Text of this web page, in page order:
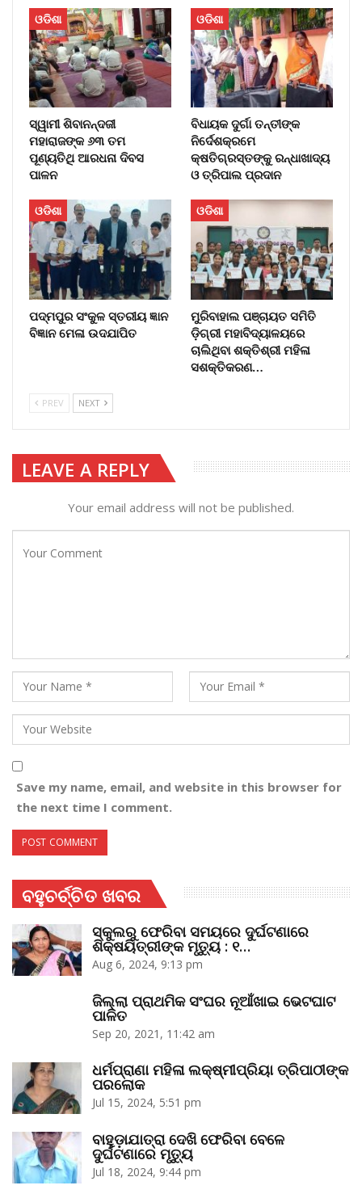
ଓଡିଶା
ସ୍ୱାମୀ ଶିବାନନ୍ଦଜୀ
ମହାରାଜଙ୍କ ୬୩ ତମ
ପୂଣ୍ୟତିଥି ଆରଧନା ଦିବସ
ପାଳନ
ଓଡିଶା
ବିଧାୟକ ଦୁର୍ଗା ତନ୍ତୀଙ୍କ
ନିର୍ଦେଶକ୍ରମେ
କ୍ଷତିଗ୍ରସ୍ତଙ୍କୁ ରନ୍ଧାଖାଦ୍ୟ
ଓ ତ୍ରିପାଲ ପ୍ରଦାନ
ଓଡିଶା
ପଦ୍ମପୁର ସଂକୁଳ ସ୍ତରୀୟ ଜ୍ଞାନ
ବିଜ୍ଞାନ ମେଳା ଉଦଯାପିତ
ଓଡିଶା
ମୁରିବାହାଲ ପଞ୍ଚାୟତ ସମିତି
ଡ଼ିଗ୍ରୀ ମହାବିଦ୍ୟାଳୟରେ
ଚାଲିଥିବା ଶକ୍ତିଶ୍ରୀ ମହିଳା
ସଶକ୍ତିକରଣ…
PREV NEXT
LEAVE A REPLY
Your email address will not be published.
Save my name, email, and website in this browser for
the next time I comment.
ବହୁଚର୍ଚ୍ଚିତ ଖବର
ସ୍କୁଲରୁ ଫେରିବା ସମୟରେ ଦୁର୍ଘଟଣାରେ
ଶିକ୍ଷୟିତ୍ରୀଙ୍କ ମୃତ୍ୟୁ : ୧…
Aug 6, 2024, 9:13 pm
ଜିଲ୍ଲା ପ୍ରାଥମିକ ସଂଘର ନୂଆଁଖାଇ ଭେଟଘାଟ
ପାଳିତ
Sep 20, 2021, 11:42 am
ଧର୍ମପ୍ରାଣା ମହିଳା ଲକ୍ଷ୍ମୀପ୍ରିୟା ତ୍ରିପାଠୀଙ୍କ
ପରଲୋକ
Jul 15, 2024, 5:51 pm
ବାହୁଡ଼ାଯାତ୍ରା ଦେଖି ଫେରିବା ବେଳେ
ଦୁର୍ଘଟଣାରେ ମୃତ୍ୟୁ
Jul 18, 2024, 9:44 pm